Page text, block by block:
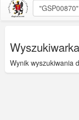
Wynik wyszukiwania